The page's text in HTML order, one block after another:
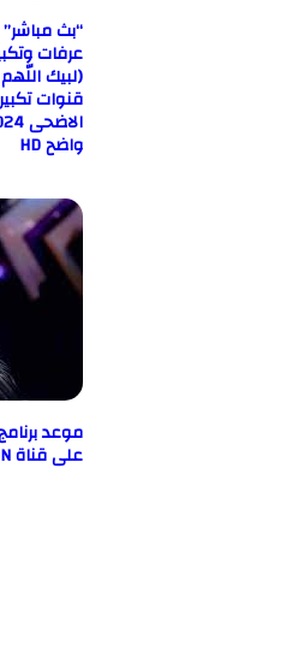
“بث مباشر” .. وقفة
عرفات وتكبيرات
(لبيك اللّهم لبيك)
قنوات تكبيرات عيد
الاضحى 2024 بصوت
موعد برنامج باسم
على قناة ON متى يعود؟